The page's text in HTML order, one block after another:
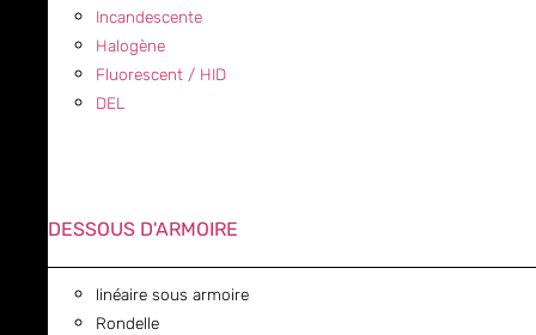
Incandescente
Halogène
Fluorescent / HID
DEL
DESSOUS D'ARMOIRE
linéaire sous armoire
Rondelle